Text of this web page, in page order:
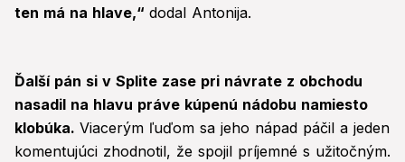
ten má na hlave,“ dodal Antonija.
Ďalší pán si v Splite zase pri návrate z obchodu
nasadil na hlavu práve kúpenú nádobu namiesto
klobúka. Viacerým ľuďom sa jeho nápad páčil a jeden
komentujúci zhodnotil, že spojil príjemné s užitočným.